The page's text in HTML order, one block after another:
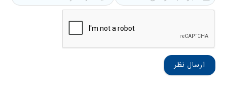
و
نام